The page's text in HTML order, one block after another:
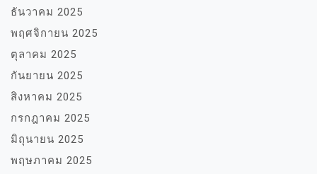
ธันวาคม 2025
พฤศจิกายน 2025
ตุลาคม 2025
กันยายน 2025
สิงหาคม 2025
กรกฎาคม 2025
มิถุนายน 2025
พฤษภาคม 2025